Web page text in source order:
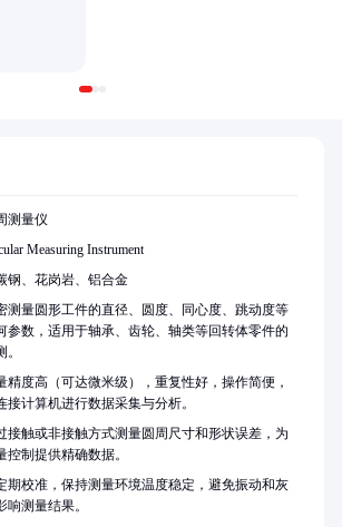
测量仪
Measuring Instrument
钢、花岗岩、铝合金
测量圆形工件的直径、圆度、同心度、跳动度等
参数，适用于轴承、齿轮、轴类等回转体零件的
。
精度高（可达微米级），重复性好，操作简便，
接计算机进行数据采集与分析。
接触或非接触方式测量圆周尺寸和形状误差，为
控制提供精确数据。
期校准，保持测量环境温度稳定，避免振动和灰
响测量结果。